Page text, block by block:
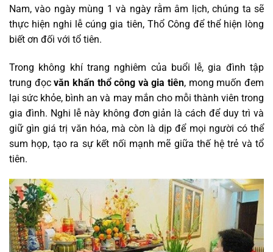
Nam, vào ngày mùng 1 và ngày rằm âm lịch, chúng ta sẽ
thực hiện nghi lễ cúng gia tiên, Thổ Công để thể hiện lòng
biết ơn đối với tổ tiên.
Trong không khí trang nghiêm của buổi lễ, gia đình tập
trung đọcvăn khấn thổ công và gia tiên, mong muốn đem
lại sức khỏe, bình an và may mắn cho mỗi thành viên trong
gia đình. Nghi lễ này không đơn giản là cách để duy trì và
giữ gìn giá trị văn hóa, mà còn là dịp để mọi người có thể
sum họp, tạo ra sự kết nối mạnh mẽ giữa thế hệ trẻ và tổ
tiên.